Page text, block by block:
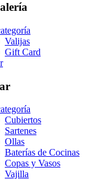
Valijas
Gift Card
Cubiertos
Sartenes
Ollas
Baterías de Cocinas
Copas y Vasos
Vajilla